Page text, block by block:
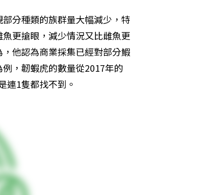
分種類的族群量大幅減少，特
更搶眼，減少情況又比雌魚更
他認為商業採集已經對部分鰕
，韌蝦虎的數量從2017年的
連1隻都找不到。